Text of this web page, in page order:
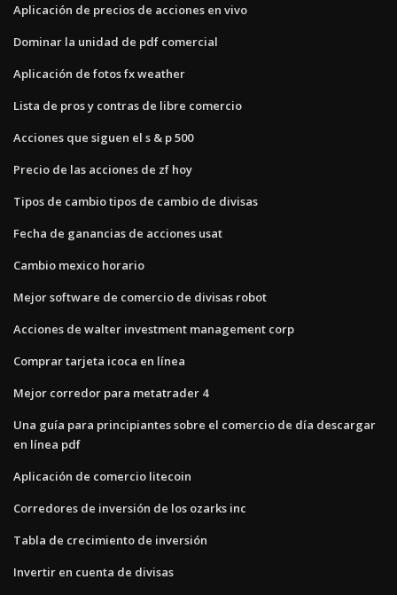
Aplicación de precios de acciones en vivo
Dominar la unidad de pdf comercial
Aplicación de fotos fx weather
Lista de pros y contras de libre comercio
Acciones que siguen el s & p 500
Precio de las acciones de zf hoy
Tipos de cambio tipos de cambio de divisas
Fecha de ganancias de acciones usat
Cambio mexico horario
Mejor software de comercio de divisas robot
Acciones de walter investment management corp
Comprar tarjeta icoca en línea
Mejor corredor para metatrader 4
Una guía para principiantes sobre el comercio de día descargar
en línea pdf
Aplicación de comercio litecoin
Corredores de inversión de los ozarks inc
Tabla de crecimiento de inversión
Invertir en cuenta de divisas